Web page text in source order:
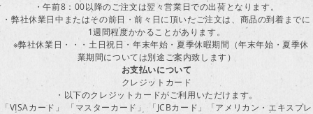
・午前8：00以降のご注文は翌々営業日での出荷となります。
・弊社休業日中またはその前日・前々日に頂いたご注文は、商品の到着までに
1週間程度かかることがあります。
※弊社休業日・・・土日祝日・年末年始・夏季休暇期間（年末年始・夏季休
業期間については別途ご案内致します）
お支払いについて
クレジットカード
・以下のクレジットカードがご利用いただけます。
「VISAカード」 「マスターカード」 「JCBカード」「アメリカン・エキスプレ